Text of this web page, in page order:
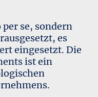
se, sondern
es
eingesetzt. Die
ist ein